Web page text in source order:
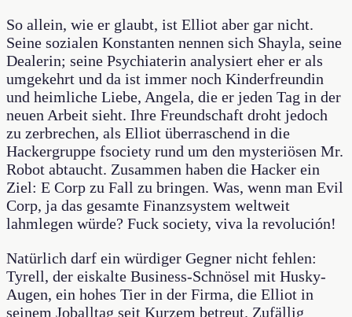
So allein, wie er glaubt, ist Elliot aber gar nicht.
Seine sozialen Konstanten nennen sich Shayla, seine
Dealerin; seine Psychiaterin analysiert eher er als
umgekehrt und da ist immer noch Kinderfreundin
und heimliche Liebe, Angela, die er jeden Tag in der
neuen Arbeit sieht. Ihre Freundschaft droht jedoch
zu zerbrechen, als Elliot überraschend in die
Hackergruppe fsociety rund um den mysteriösen Mr.
Robot abtaucht. Zusammen haben die Hacker ein
Ziel: E Corp zu Fall zu bringen. Was, wenn man Evil
Corp, ja das gesamte Finanzsystem weltweit
lahmlegen würde? Fuck society, viva la revolución!
Natürlich darf ein würdiger Gegner nicht fehlen:
Tyrell, der eiskalte Business-Schnösel mit Husky-
Augen, ein hohes Tier in der Firma, die Elliot in
seinem Joballtag seit Kurzem betreut. Zufällig